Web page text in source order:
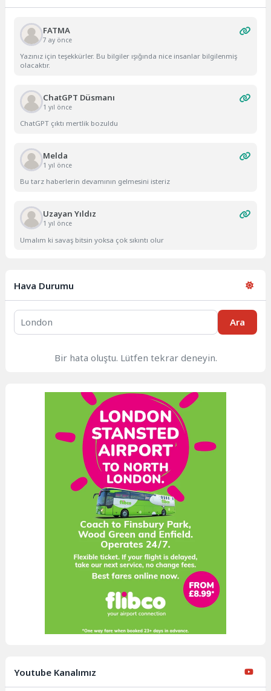
FATMA
7 ay önce
Yazınız için teşekkürler. Bu bilgiler ışığında nice insanlar bilgilenmiş
olacaktır.
ChatGPT Düsmanı
1 yıl önce
ChatGPT çıktı mertlik bozuldu
Melda
1 yıl önce
Bu tarz haberlerin devamının gelmesini isteriz
Uzayan Yıldız
1 yıl önce
Umalım ki savaş bitsin yoksa çok sıkıntı olur
Hava Durumu
Ara
Bir hata oluştu. Lütfen tekrar deneyin.
Youtube Kanalımız